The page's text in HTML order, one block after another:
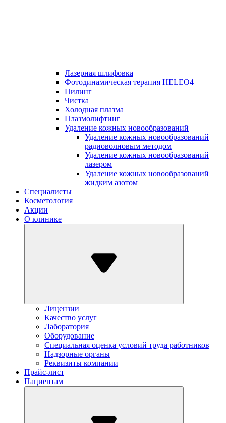
Лазерная шлифовка
Фотодинамическая терапия HELEO4
Пилинг
Чистка
Холодная плазма
Плазмолифтинг
Удаление кожных новообразований
Удаление кожных новообразований
радиоволновым методом
Удаление кожных новообразований
лазером
Удаление кожных новообразований
жидким азотом
Специалисты
Косметология
Акции
О клинике
Лицензии
Качество услуг
Лаборатория
Оборудование
Специальная оценка условий труда работников
Надзорные органы
Реквизиты компании
Прайс-лист
Пациентам